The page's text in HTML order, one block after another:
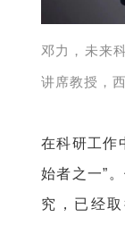
邓力，未来
讲席教授，
在科研工作
始者之一”
究，已经